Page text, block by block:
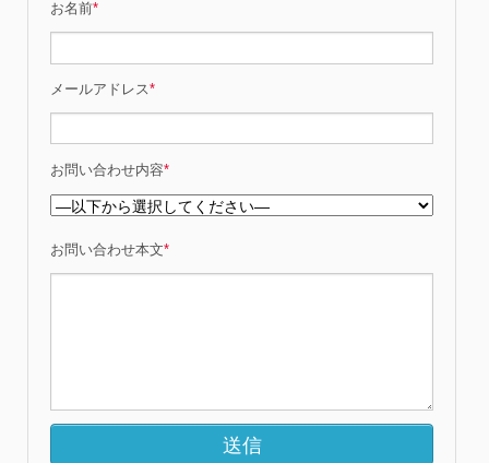
お名前*
メールアドレス*
お問い合わせ内容*
お問い合わせ本文*